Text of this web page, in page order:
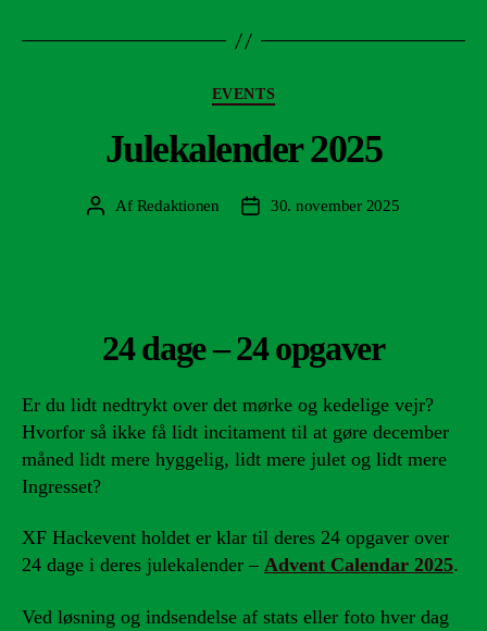
Kategorier
EVENTS
Julekalender 2025
Indlægsforfatter
Af Redaktionen Indlægsdato
30. november 2025
24 dage – 24 opgaver
Er du lidt nedtrykt over det mørke og kedelige vejr?
Hvorfor så ikke få lidt incitament til at gøre december
måned lidt mere hyggelig, lidt mere julet og lidt mere
Ingresset?
XF Hackevent holdet er klar til deres 24 opgaver over
24 dage i deres julekalender – Advent Calendar 2025.
Ved løsning og indsendelse af stats eller foto hver dag